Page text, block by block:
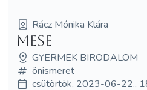
Rácz Mónika Klára
MESE
GYERMEK BIRODALOM
önismeret
csütörtök, 2023-06-22.,